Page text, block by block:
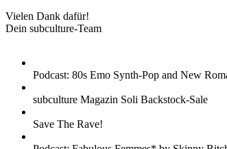
Vielen Dank dafür!
Dein subculture-Team
Podcast: 80s Emo Synth-Pop and New
subculture Magazin Soli Backstock-Sale
Save The Rave!